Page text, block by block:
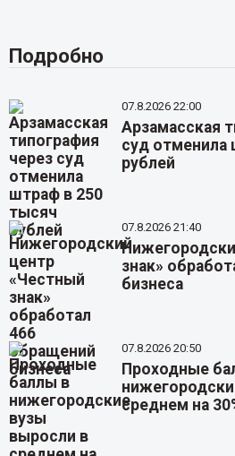
Подробно
07.8.2026 22:00
Арзамасская
суд отменила
рублей
07.8.2026 21:40
знак»
бизнеса
07.8.2026 20:50
Проходные
среднем на